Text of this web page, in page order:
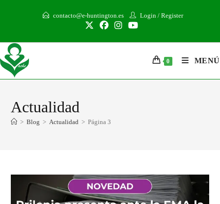
contacto@e-huntington.es Login / Register
0 MENÚ
Actualidad
> Blog > Actualidad > Página 3